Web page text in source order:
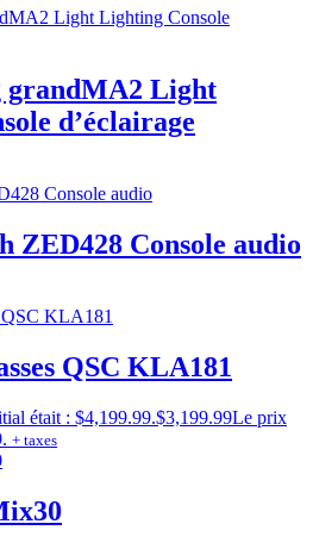
Light
d’éclairage
ZED428 Console audio
QSC KLA181
était : $4,199.99.$3,199.99Le prix
+ taxes